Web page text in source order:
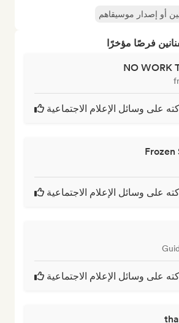
أو إصدار موسيقاهم
فرصًا مؤخرًا
NO WORK
على وسائل الإعلام الاجتماعية
Frozen
على وسائل الإعلام الاجتماعية
على وسائل الإعلام الاجتماعية